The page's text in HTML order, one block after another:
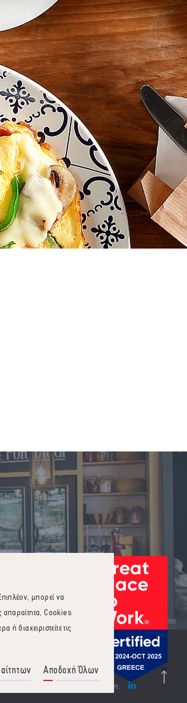
Follow us on:
μπορεί να
απαραίτητα, Cookies
διαχειριστείτε τις
Αποδοχή Όλων